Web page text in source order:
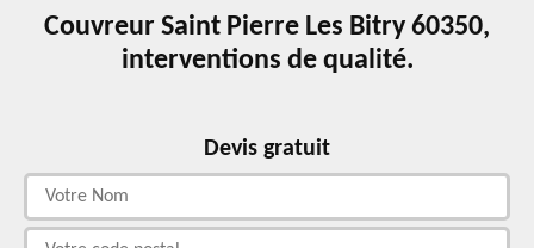
Couvreur Saint Pierre Les Bitry 60350,
interventions de qualité.
Devis gratuit